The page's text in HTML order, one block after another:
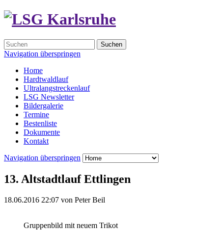
Suchen
Navigation überspringen
Home
Hardtwaldlauf
Ultralangstreckenlauf
LSG Newsletter
Bildergalerie
Termine
Bestenliste
Dokumente
Kontakt
Navigation überspringen
13. Altstadtlauf Ettlingen
18.06.2016 22:07 von Peter Beil
Gruppenbild mit neuem Trikot